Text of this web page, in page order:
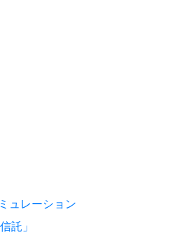
ュレーション
託」